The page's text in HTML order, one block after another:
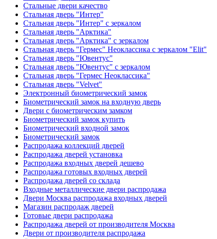
Стальные двери качество
Стальная дверь "Интер"
Стальная дверь "Интер" с зеркалом
Стальная дверь "Арктика"
Стальная дверь "Арктика" с зеркалом
Стальная дверь "Гермес" Неоклассика с зеркалом "Elit"
Стальная дверь "Ювентус"
Стальная дверь "Ювентус" с зеркалом
Стальная дверь "Гермес Неоклассика"
Стальная дверь "Velvet"
Электронный биометрический замок
Биометрический замок на входную дверь
Двери с биометрическим замком
Биометрический замок купить
Биометрический входной замок
Биометрический замок
Распродажа коллекций дверей
Распродажа дверей установка
Распродажа входных дверей дешево
Распродажа готовых входных дверей
Распродажа дверей со склада
Входные металлические двери распродажа
Двери Москва распродажа входных дверей
Магазин распродаж дверей
Готовые двери распродажа
Распродажа дверей от производителя Москва
Двери от производителя распродажа